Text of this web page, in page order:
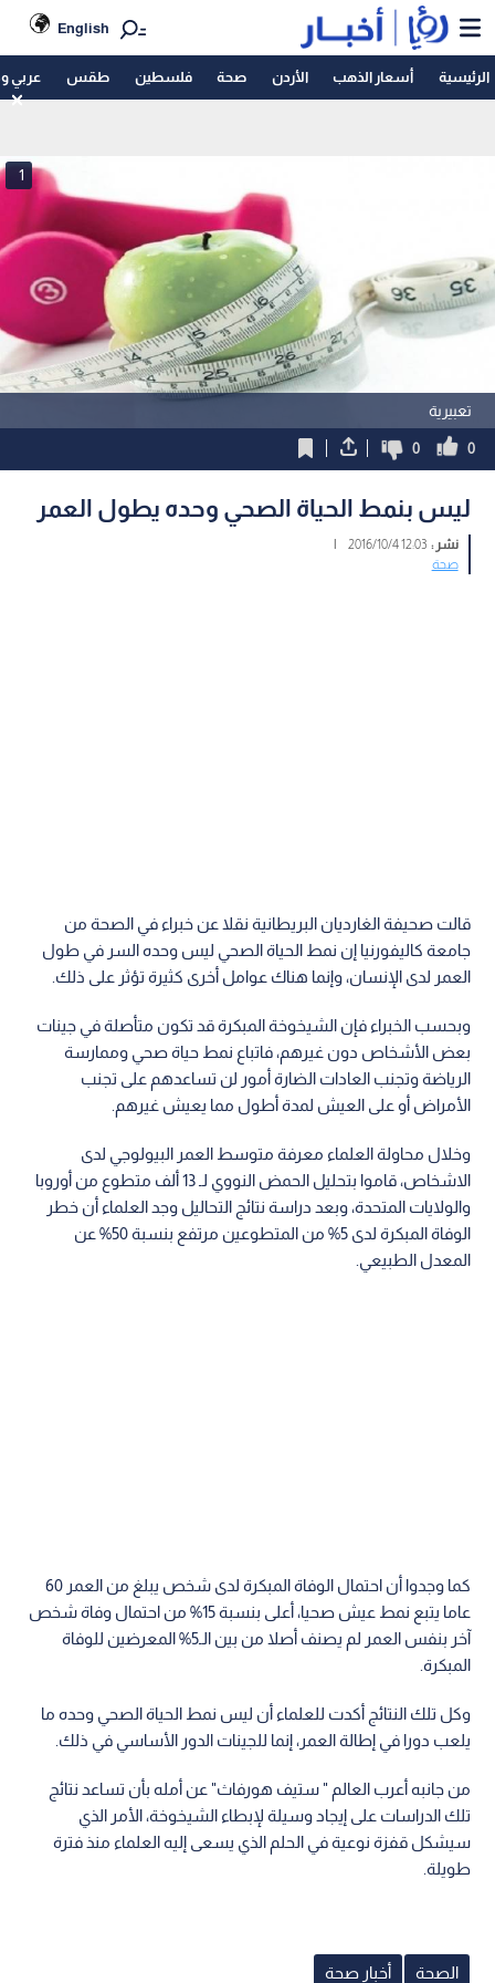
English
الرئيسية أسعار الذهب الأردن صحة فلسطين طقس عربي
تعبيرية
1
0
0
ليس بنمط الحياة الصحي وحده يطول العمر
نشر :12:03 2016/10/4
|
صحة
قالت صحيفة الغارديان البريطانية نقلا عن خبراء في الصحة من
جامعة كاليفورنيا إن نمط الحياة الصحي ليس وحده السر في طول
العمر لدى الإنسان، وإنما هناك عوامل أخرى كثيرة تؤثر على ذلك.
وبحسب الخبراء فإن الشيخوخة المبكرة قد تكون متأصلة في جينات
بعض الأشخاص دون غيرهم، فاتباع نمط حياة صحي وممارسة
الرياضة وتجنب العادات الضارة أمور لن تساعدهم على تجنب
الأمراض أو على العيش لمدة أطول مما يعيش غيرهم.
وخلال محاولة العلماء معرفة متوسط العمر البيولوجي لدى
الاشخاص، قاموا بتحليل الحمض النووي لـ 13 ألف متطوع من أوروبا
والولايات المتحدة، وبعد دراسة نتائج التحاليل وجد العلماء أن خطر
الوفاة المبكرة لدى 5% من المتطوعين مرتفع بنسبة 50% عن
المعدل الطبيعي.
كما وجدوا أن احتمال الوفاة المبكرة لدى شخص يبلغ من العمر 60
عاما يتبع نمط عيش صحيا، أعلى بنسبة 15% من احتمال وفاة شخص
آخر بنفس العمر لم يصنف أصلا من بين الـ5% المعرضين للوفاة
المبكرة.
وكل تلك النتائج أكدت للعلماء أن ليس نمط الحياة الصحي وحده ما
يلعب دورا في إطالة العمر، إنما للجينات الدور الأساسي في ذلك.
من جانبه أعرب العالم " ستيف هورفاث" عن أمله بأن تساعد نتائج
تلك الدراسات على إيجاد وسيلة لإبطاء الشيخوخة، الأمر الذي
سيشكل قفزة نوعية في الحلم الذي يسعى إليه العلماء منذ فترة
طويلة.
الصحة أخبار صحة